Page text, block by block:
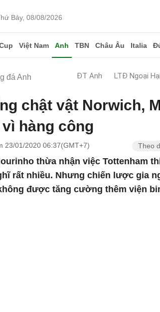
Bảy, 08/08/2026
Việt Nam Anh TBN Châu Âu Italia
đá Anh ĐT Anh LTĐ Ngoại
chật vật Norwich,
hàng công
23/01/2020 06:37(GMT+7) Theo
thừa nhận việc Tottenham
rất nhiều. Nhưng chiến lược gia
được tăng cường thêm viện